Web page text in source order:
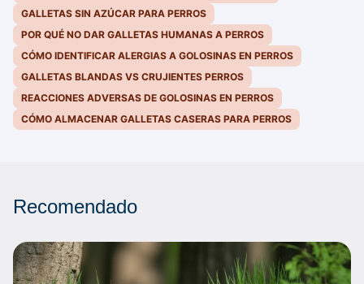
GALLETAS SIN AZÚCAR PARA PERROS
POR QUÉ NO DAR GALLETAS HUMANAS A PERROS
CÓMO IDENTIFICAR ALERGIAS A GOLOSINAS EN PERROS
GALLETAS BLANDAS VS CRUJIENTES PERROS
REACCIONES ADVERSAS DE GOLOSINAS EN PERROS
CÓMO ALMACENAR GALLETAS CASERAS PARA PERROS
Recomendado